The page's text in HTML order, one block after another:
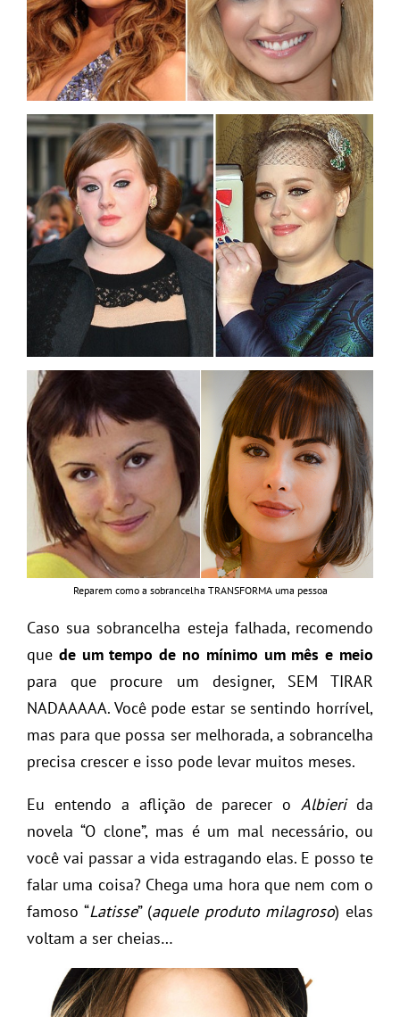
Reparem como a sobrancelha TRANSFORMA uma pessoa
Caso sua sobrancelha esteja falhada, recomendo
que de um tempo de no mínimo um mês e meio
para que procure um designer, SEM TIRAR
NADAAAAA. Você pode estar se sentindo horrível,
mas para que possa ser melhorada, a sobrancelha
precisa crescer e isso pode levar muitos meses.
Eu entendo a aflição de parecer oAlbierida
novela “O clone”, mas é um mal necessário, ou
você vai passar a vida estragando elas. E posso te
falar uma coisa? Chega uma hora que nem com o
famoso “Latisse” (aquele produto milagroso) elas
voltam a ser cheias…